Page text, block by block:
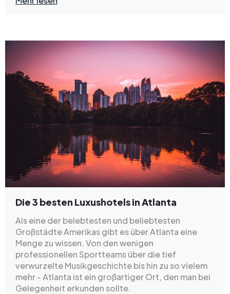
Die 3 besten Luxushotels in Atlanta
Als eine der belebtesten und beliebtesten
Großstädte Amerikas gibt es über Atlanta eine
Menge zu wissen. Von den wenigen
professionellen Sportteams über die tief
verwurzelte Musikgeschichte bis hin zu so vielem
mehr - Atlanta ist ein großartiger Ort, den man bei
Gelegenheit erkunden sollte.